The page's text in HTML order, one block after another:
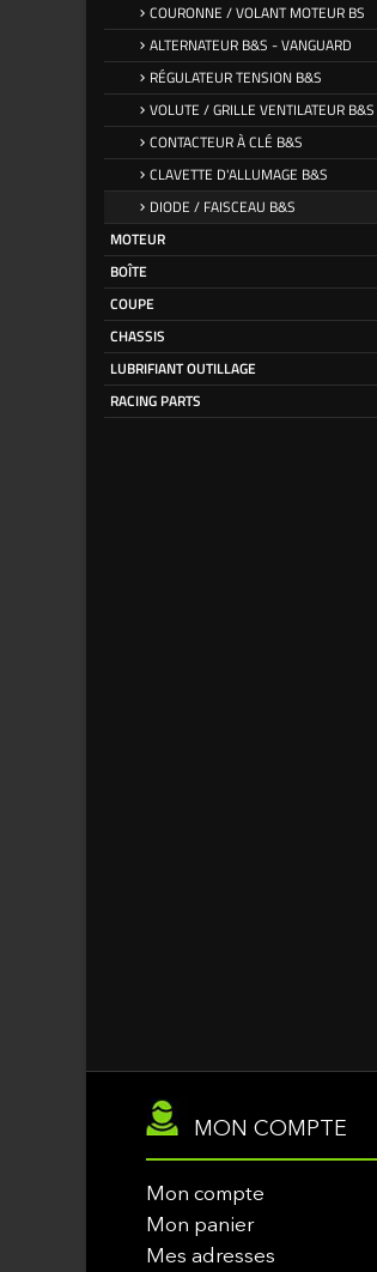
COURONNE / VOLANT MOTEUR BS
ALTERNATEUR B&S - VANGUARD
RÉGULATEUR TENSION B&S
VOLUTE / GRILLE VENTILATEUR B&S
CONTACTEUR À CLÉ B&S
CLAVETTE D'ALLUMAGE B&S
DIODE / FAISCEAU B&S
MOTEUR
BOÎTE
COUPE
CHASSIS
LUBRIFIANT OUTILLAGE
RACING PARTS
MON COMPTE
Mon compte
Mon panier
Mes adresses